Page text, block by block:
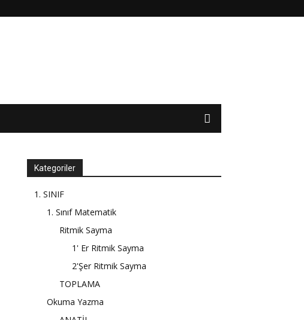
Kategoriler
1. SINIF
1. Sınıf Matematik
Ritmik Sayma
1' Er Ritmik Sayma
2'Şer Ritmik Sayma
TOPLAMA
Okuma Yazma